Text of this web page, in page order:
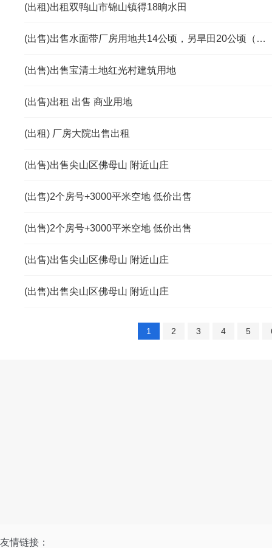
(出租)出租双鸭山市锦山镇得18晌水田
(出售)出售水面带厂房用地共14公顷，另旱田20公顷（价格面议)
(出售)出售宝清土地红光村建筑用地
(出售)出租 出售 商业用地
(出租) 厂房大院出售出租
(出售)出售尖山区佛母山 附近山庄
(出售)2个房号+3000平米空地 低价出售
(出售)2个房号+3000平米空地 低价出售
(出售)出售尖山区佛母山 附近山庄
(出售)出售尖山区佛母山 附近山庄
1 2 3 4 5
友情链接：